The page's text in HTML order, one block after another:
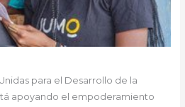
para el Desarrollo de la
apoyando el empoderamiento